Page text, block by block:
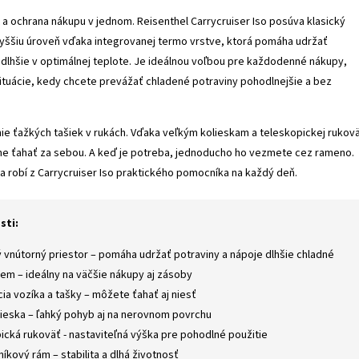
ochrana nákupu v jednom. Reisenthel Carrycruiser Iso posúva klasický
úroveň vďaka integrovanej termo vrstve, ktorá pomáha udržať
v optimálnej teplote. Je ideálnou voľbou pre každodenné nákupy,
kedy chcete prevážať chladené potraviny pohodlnejšie a bez
ťažkých tašiek v rukách. Vďaka veľkým kolieskam a teleskopickej
ťahať za sebou. A keď je potreba, jednoducho ho vezmete cez rameno.
robí z Carrycruiser Iso praktického pomocníka na každý deň.
vnútorný priestor – pomáha udržať potraviny a nápoje dlhšie chladné
– ideálny na väčšie nákupy aj zásoby
vozíka a tašky – môžete ťahať aj niesť
– ľahký pohyb aj na nerovnom povrchu
rukoväť - nastaviteľná výška pre pohodlné použitie
rám – stabilita a dlhá životnosť